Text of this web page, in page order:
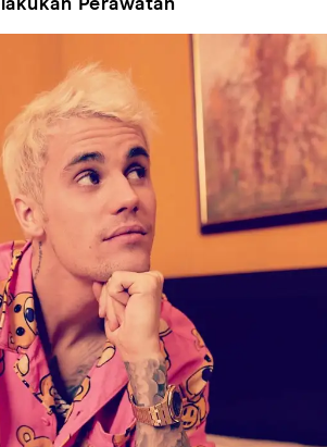
Perawatan